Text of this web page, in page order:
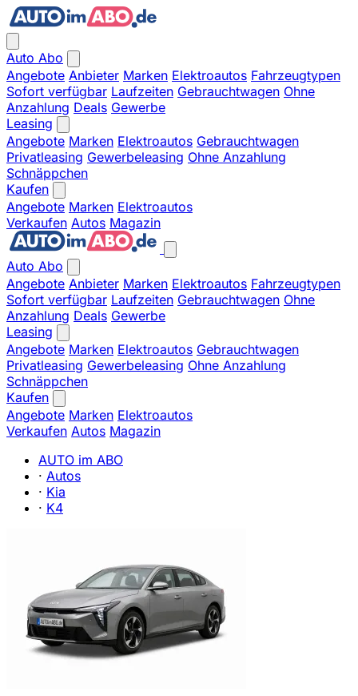
Auto Abo
Angebote Anbieter Marken Elektroautos Fahrzeugtypen
Sofort verfügbar Laufzeiten Gebrauchtwagen Ohne
Anzahlung Deals Gewerbe
Leasing
Angebote Marken Elektroautos Gebrauchtwagen
Privatleasing Gewerbeleasing Ohne Anzahlung
Schnäppchen
Kaufen
Angebote Marken Elektroautos
Verkaufen Autos Magazin
Auto Abo
Angebote Anbieter Marken Elektroautos Fahrzeugtypen
Sofort verfügbar Laufzeiten Gebrauchtwagen Ohne
Anzahlung Deals Gewerbe
Leasing
Angebote Marken Elektroautos Gebrauchtwagen
Privatleasing Gewerbeleasing Ohne Anzahlung
Schnäppchen
Kaufen
Angebote Marken Elektroautos
Verkaufen Autos Magazin
AUTO im ABO
· Autos
· Kia
· K4